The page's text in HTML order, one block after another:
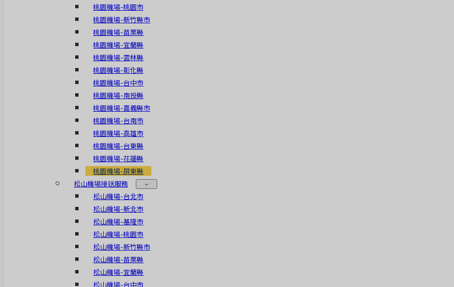
桃園機場-桃園市
桃園機場-新竹縣市
桃園機場-苗栗縣
桃園機場-宜蘭縣
桃園機場-雲林縣
桃園機場-彰化縣
桃園機場-台中市
桃園機場-南投縣
桃園機場-嘉義縣市
桃園機場-台南市
桃園機場-高雄市
桃園機場-台東縣
桃園機場-花蓮縣
桃園機場-屏東縣
松山機場接送服務
松山機場-台北市
松山機場-新北市
松山機場-基隆市
松山機場-桃園市
松山機場-新竹縣市
松山機場-苗栗縣
松山機場-宜蘭縣
松山機場-台中市